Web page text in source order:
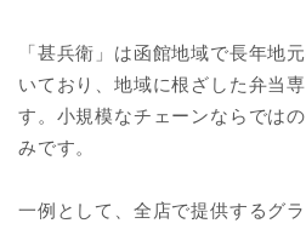
「甚兵衛」は函館地域で長年地
いており、地域に根ざした弁当
す。小規模なチェーンならでは
みです。
一例として、全店で提供するグ